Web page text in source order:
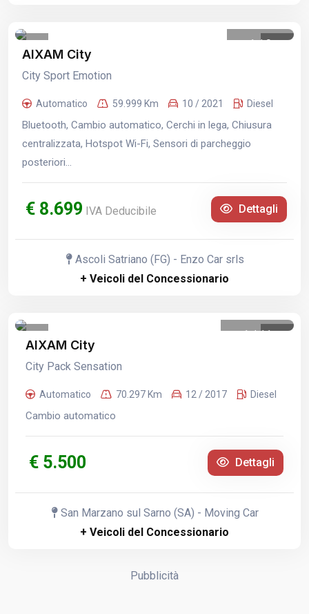
1 /9
AIXAM City
City Sport Emotion
Automatico 59.999 Km 10 / 2021 Diesel
Bluetooth, Cambio automatico, Cerchi in lega, Chiusura
centralizzata, Hotspot Wi-Fi, Sensori di parcheggio
posteriori...
€ 8.699 IVA Deducibile Dettagli
Ascoli Satriano (FG) - Enzo Car srls
+ Veicoli del Concessionario
1 /11
AIXAM City
City Pack Sensation
Automatico 70.297 Km 12 / 2017 Diesel
Cambio automatico
€ 5.500 Dettagli
San Marzano sul Sarno (SA) - Moving Car
+ Veicoli del Concessionario
Pubblicità